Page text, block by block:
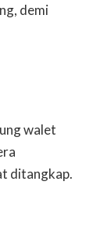
demi
walet
ditangkap.